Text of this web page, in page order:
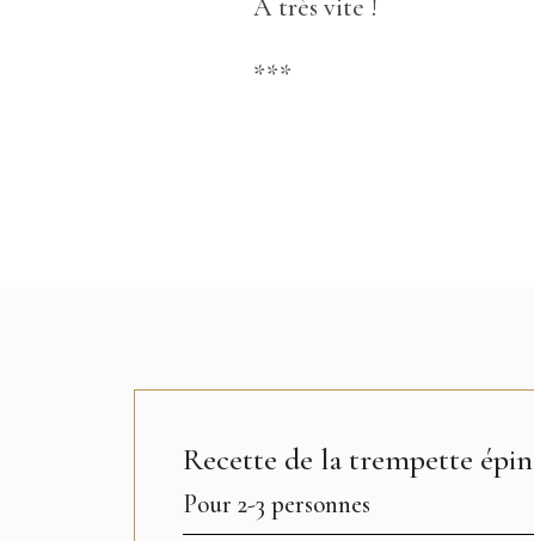
À très vite !
***
Recette de la trempette
Pour 2-3 personnes